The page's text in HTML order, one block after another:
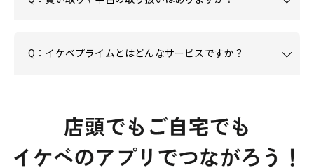
Q：イケベプライムとはどんなサービスですか？